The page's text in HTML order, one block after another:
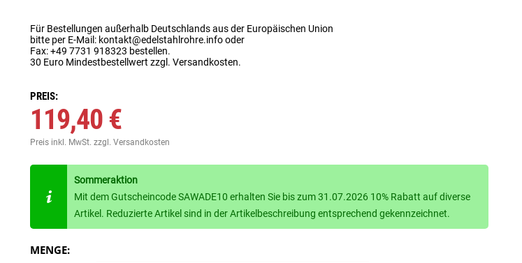
Für Bestellungen außerhalb Deutschlands aus der Europäischen Union
bitte per E-Mail: kontakt@edelstahlrohre.info oder
Fax: +49 7731 918323 bestellen.
30 Euro Mindestbestellwert zzgl. Versandkosten.
PREIS:
119,40 €
Preis inkl. MwSt.zzgl. Versandkosten
Sommeraktion
Mit dem Gutscheincode SAWADE10 erhalten Sie bis zum 31.07.2026 10% Rabatt auf diverse
Artikel. Reduzierte Artikel sind in der Artikelbeschreibung entsprechend gekennzeichnet.
MENGE: